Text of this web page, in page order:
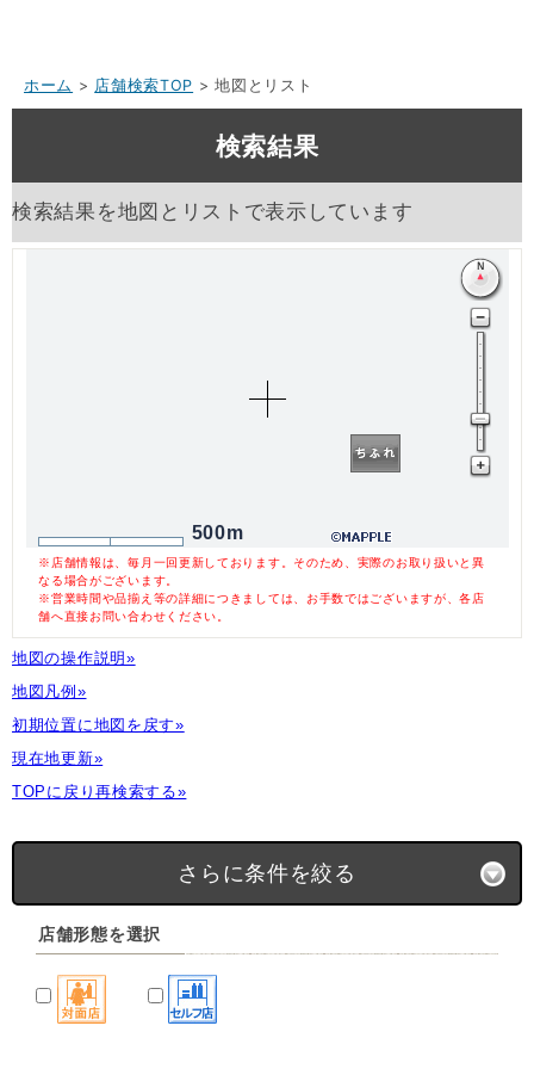
ホーム > 店舗検索TOP > 地図とリスト
検索結果
検索結果を地図とリストで表示しています
500m
※店舗情報は、毎月一回更新しております。そのため、実際のお取り扱いと異
なる場合がございます。
※営業時間や品揃え等の詳細につきましては、お手数ではございますが、各店
舗へ直接お問い合わせください。
地図の操作説明»
地図凡例»
初期位置に地図を戻す»
現在地更新»
TOPに戻り再検索する»
さらに条件を絞る
店舗形態を選択